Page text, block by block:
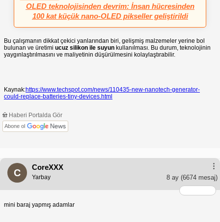
OLED teknolojisinden devrim: İnsan hücresinden
100 kat küçük nano-OLED pikseller geliştirildi
Bu çalışmanın dikkat çekici yanlarından biri, gelişmiş malzemeler yerine bol
bulunan ve üretimi ucuz silikon ile suyun kullanılması. Bu durum, teknolojinin
yaygınlaştırılmasını ve maliyetinin düşürülmesini kolaylaştırabilir.
Kaynak:https://www.techspot.com/news/110435-new-nanotech-generator-
could-replace-batteries-tiny-devices.html
Haberi Portalda Gör
Abone ol
C
CoreXXX
8 ay (6674 mesaj)
Yarbay
mini baraj yapmış adamlar